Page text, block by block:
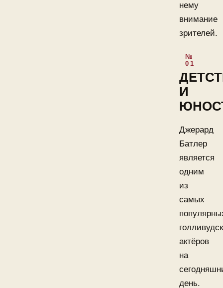
нему
внимание
зрителей.
И
Джерард
Батлер
является
одним
из
самых
актёров
на
день.